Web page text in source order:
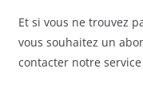
Et si vous ne trouvez
vous souhaitez un
contacter notre service